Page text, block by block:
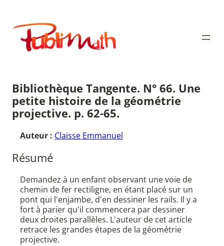
contenu
Publimath
Bibliothèque Tangente. N° 66. Une
petite histoire de la géométrie
projective. p. 62-65.
Auteur : Claisse Emmanuel
Résumé
Demandez à un enfant observant une voie de
chemin de fer rectiligne, en étant placé sur un
pont qui l'enjambe, d'en dessiner les rails. Il y a
fort à parier qu'il commencera par dessiner
deux droites parallèles. L'auteur de cet article
retrace les grandes étapes de la géométrie
projective.